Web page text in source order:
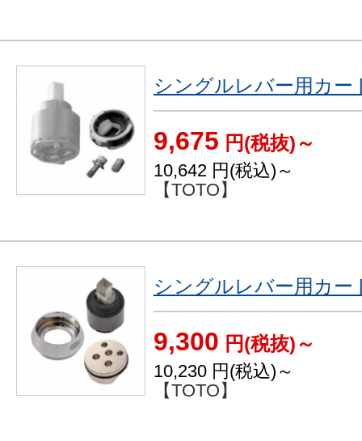
シングルレバー用カー
9,675 円(税抜)～
10,642 円(税込)～
【TOTO】
シングルレバー用カー
9,300 円(税抜)～
10,230 円(税込)～
【TOTO】